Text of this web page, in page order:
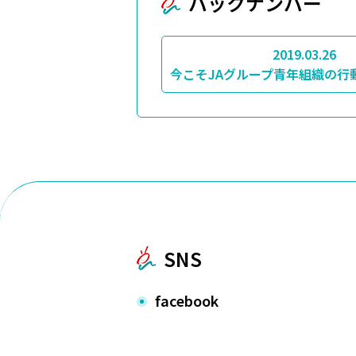
2019.03.26
今こそJAグループ青年組織の行
SNS
facebook